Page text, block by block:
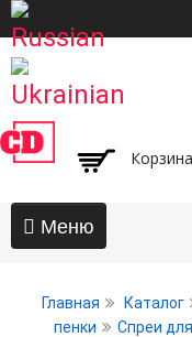
АКЦИИ
Главная Каталог
пенки
Спреи